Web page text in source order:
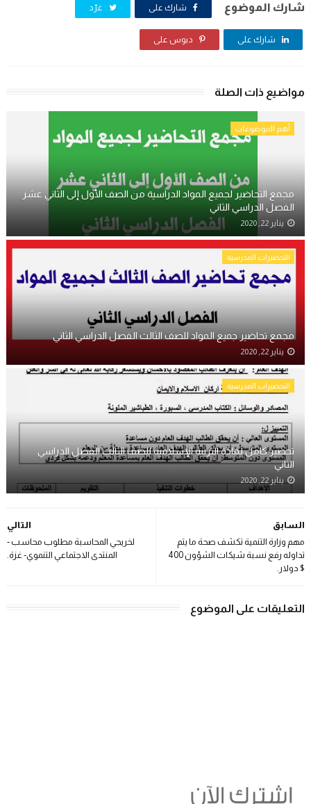
شارك الموضوع شارك على غرّد
شارك على دبوس على
مواضيع ذات الصلة
أهم الموضوعات
مجمع التحاضير لجميع المواد الدراسية من الصف الأول إلى الثاني عشر
الفصل الدراسي الثاني
يناير 22, 2020
التحضيرات المدرسية
مجمع تحاضير جميع المواد للصف الثالث الفصل الدراسي الثاني
يناير 22, 2020
التحضيرات المدرسية
تحضير كامل لمادة التربية الإسلامية للصف الثالث الفصل الدراسي
الثاني
يناير 22, 2020
التالي
لخريجي المحاسبة مطلوب محاسب -
المنتدى الاجتماعي التنموي- غزة.
السابق
مهم وزارة التنمية تكشف صحة ما يتم
تداوله رفع نسبة شيكات الشؤون 400
$ دولار.
التعليقات على الموضوع